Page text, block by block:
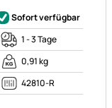
Sofort verfügbar
1 - 3 Tage
0,91 kg
42810-R